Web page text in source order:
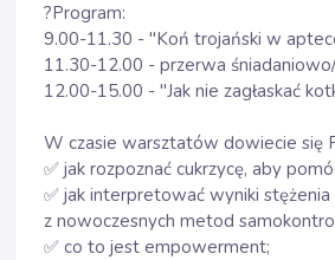
?Program:
9.00-11.30 - "Koń trojański w
11.30-12.00 - przerwa
12.00-15.00 - "Jak nie zagłaskać
W czasie warsztatów dowiecie się
✅ jak rozpoznać cukrzycę, aby
✅ jak interpretować wyniki
z nowoczesnych metod
✅ co to jest empowerment;